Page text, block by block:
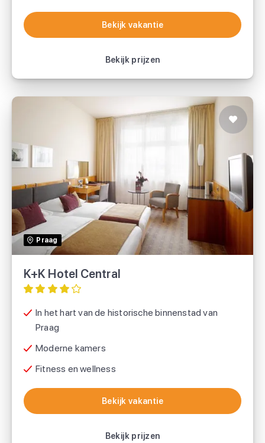
Bekijk vakantie
Bekijk prijzen
Bekijk vakantie
Praag
K+K Hotel Central
In het hart van de historische binnenstad van
Praag
Moderne kamers
Fitness en wellness
Bekijk vakantie
Bekijk prijzen
K+K Hotel Central
SUNtip
Bekijk vakantie